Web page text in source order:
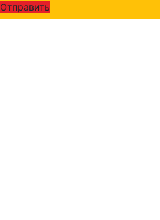
Отправить